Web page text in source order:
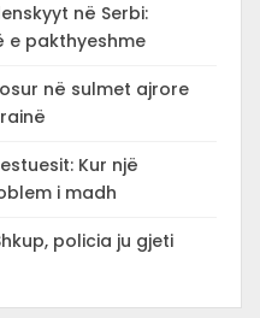
në Serbi:
e pakthyeshme
në sulmet ajrore
Kur një
i madh
policia ju gjeti